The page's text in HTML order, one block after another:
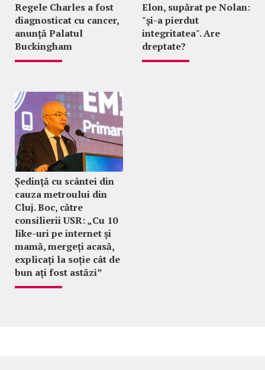
Regele Charles a fost
diagnosticat cu cancer,
anunță Palatul
Buckingham
Elon, supărat pe Nolan:
"şi-a pierdut
integritatea". Are
dreptate?
Ședință cu scântei din
cauza metroului din
Cluj. Boc, către
consilierii USR: „Cu 10
like-uri pe internet și
mamă, mergeți acasă,
explicați la soție cât de
bun ați fost astăzi”